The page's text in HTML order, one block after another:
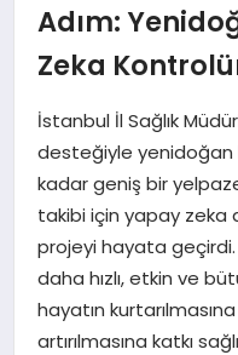
KIMDIR?
NEDIR?
OYUN
RÜYA TABIRLERI
Adım:
Zeka
İstanbul İl Sağlık
desteğiyle
kadar geniş bir
takibi için yapay zeka
projeyi hayata geçirdi.
daha hızlı, etkin ve
hayatın
artırılmasına katkı